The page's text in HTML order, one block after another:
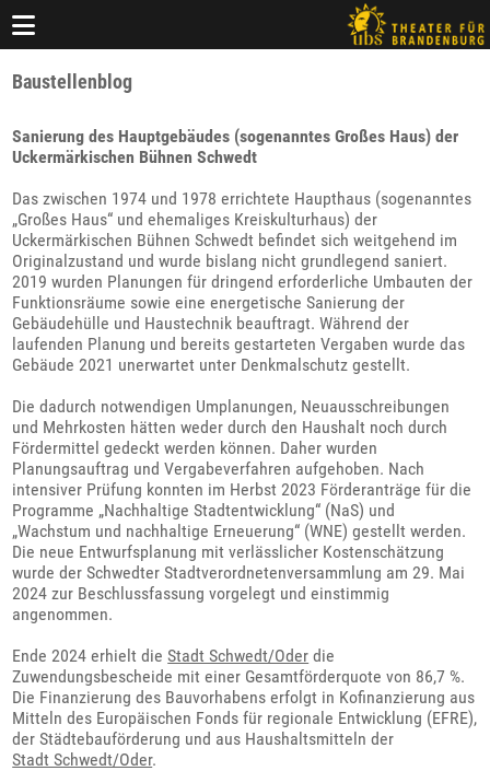
Baustellenblog
Sanierung des Hauptgebäudes (sogenanntes Großes Haus) der
Uckermärkischen Bühnen Schwedt
Das zwischen 1974 und 1978 errichtete Haupthaus (sogenanntes
„Großes Haus“ und ehemaliges Kreiskulturhaus) der
Uckermärkischen Bühnen Schwedt befindet sich weitgehend im
Originalzustand und wurde bislang nicht grundlegend saniert.
2019 wurden Planungen für dringend erforderliche Umbauten der
Funktionsräume sowie eine energetische Sanierung der
Gebäudehülle und Haustechnik beauftragt. Während der
laufenden Planung und bereits gestarteten Vergaben wurde das
Gebäude 2021 unerwartet unter Denkmalschutz gestellt.
Die dadurch notwendigen Umplanungen, Neuausschreibungen
und Mehrkosten hätten weder durch den Haushalt noch durch
Fördermittel gedeckt werden können. Daher wurden
Planungsauftrag und Vergabeverfahren aufgehoben. Nach
intensiver Prüfung konnten im Herbst 2023 Förderanträge für die
Programme „Nachhaltige Stadtentwicklung“ (NaS) und
„Wachstum und nachhaltige Erneuerung“ (WNE) gestellt werden.
Die neue Entwurfsplanung mit verlässlicher Kostenschätzung
wurde der Schwedter Stadtverordnetenversammlung am 29. Mai
2024 zur Beschlussfassung vorgelegt und einstimmig
angenommen.
Ende 2024 erhielt dieStadt Schwedt/Oder die
Zuwendungsbescheide mit einer Gesamtförderquote von 86,7 %.
Die Finanzierung des Bauvorhabens erfolgt in Kofinanzierung aus
Mitteln des Europäischen Fonds für regionale Entwicklung (EFRE),
der Städtebauförderung und aus Haushaltsmitteln der
Stadt Schwedt/Oder.